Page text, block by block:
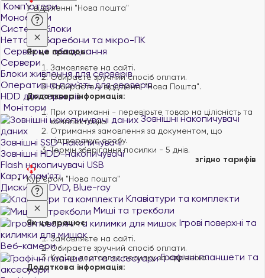
Комп'ютери
Моноблоки
Системні блоки
Неттопи, баребони та мікро-ПК
Серверне обладнання
Сервери
Блоки живлення для серверів
Оперативна пам`ять для серверів
HDD для серверів
Монітори
Зовнішні накопичувачі
даних
Зовнішні SSD-накопичувачі
Зовнішні HDD-накопичувачі
Flash накопичувачі USB
Карти пам'яті
Диски CD, DVD, Blue-ray
Клавіатури та комплекти
Миші та трекболи
Ігрові поверхні та
килимки для мишок
Веб-камери
Графічні планшети та
аксесуари
У відділенні "Нова пошта"
Як це працює:
Замовляєте на сайті.
Обираєте зручний спосіб оплати.
Забираєте у відділенні "Нова Пошта".
Додаткова інформація:
При отриманні - перевірьте товар на цілісність та
комплектацію.
Отримання замовлення за документом, що
підтверджує особу.
Термін зберігання посилки - 5 днів.
згідно тарифів
Кур'єром "Нова пошта"
Як це працює:
Замовляєте на сайті.
Обираєте зручний спосіб оплати.
Курʼєр доставляє посилку за адресою.
Додаткова інформація: